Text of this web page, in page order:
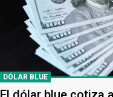
DÓLAR BLUE